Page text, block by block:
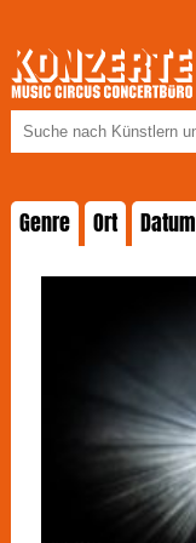
Genre Ort Datum